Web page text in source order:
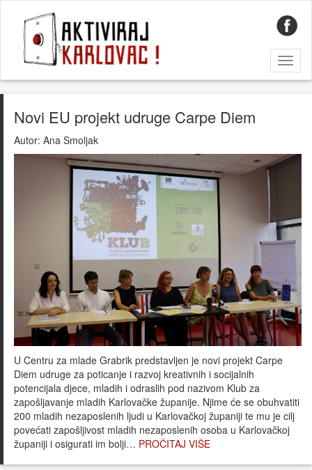
Novi EU projekt udruge Carpe Diem
Autor: Ana Smoljak
U Centru za mlade Grabrik predstavljen je novi projekt Carpe
Diem udruge za poticanje i razvoj kreativnih i socijalnih
potencijala djece, mladih i odraslih pod nazivom Klub za
zapošljavanje mladih Karlovačke županije. Njime će se obuhvatiti
200 mladih nezaposlenih ljudi u Karlovačkoj županiji te mu je cilj
povećati zapošljivost mladih nezaposlenih osoba u Karlovačkoj
županiji i osigurati im bolji… PROČITAJ VIŠE